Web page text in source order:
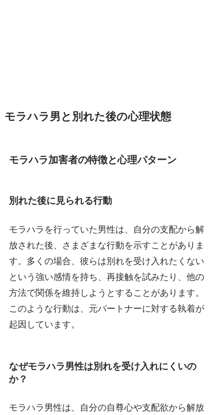
モラハラ男と別れた後の心理状態
モラハラ加害者の特徴と心理パターン
別れた後に見られる行動
モラハラを行っていた男性は、自分の支配から解
放された後、さまざまな行動を示すことがありま
す。多くの場合、彼らは別れを受け入れたくない
という強い感情を持ち、再接触を試みたり、他の
方法で関係を維持しようとすることがあります。
このような行動は、元パートナーに対する執着が
起因しています。
なぜモラハラ男性は別れを受け入れにくいの
か？
モラハラ男性は、自分の自尊心や支配欲から解放